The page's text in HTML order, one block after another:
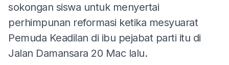
sokongan siswa untuk menyertai
perhimpunan reformasi ketika mesyuarat
Pemuda Keadilan di ibu pejabat parti itu di
Jalan Damansara 20 Mac lalu.